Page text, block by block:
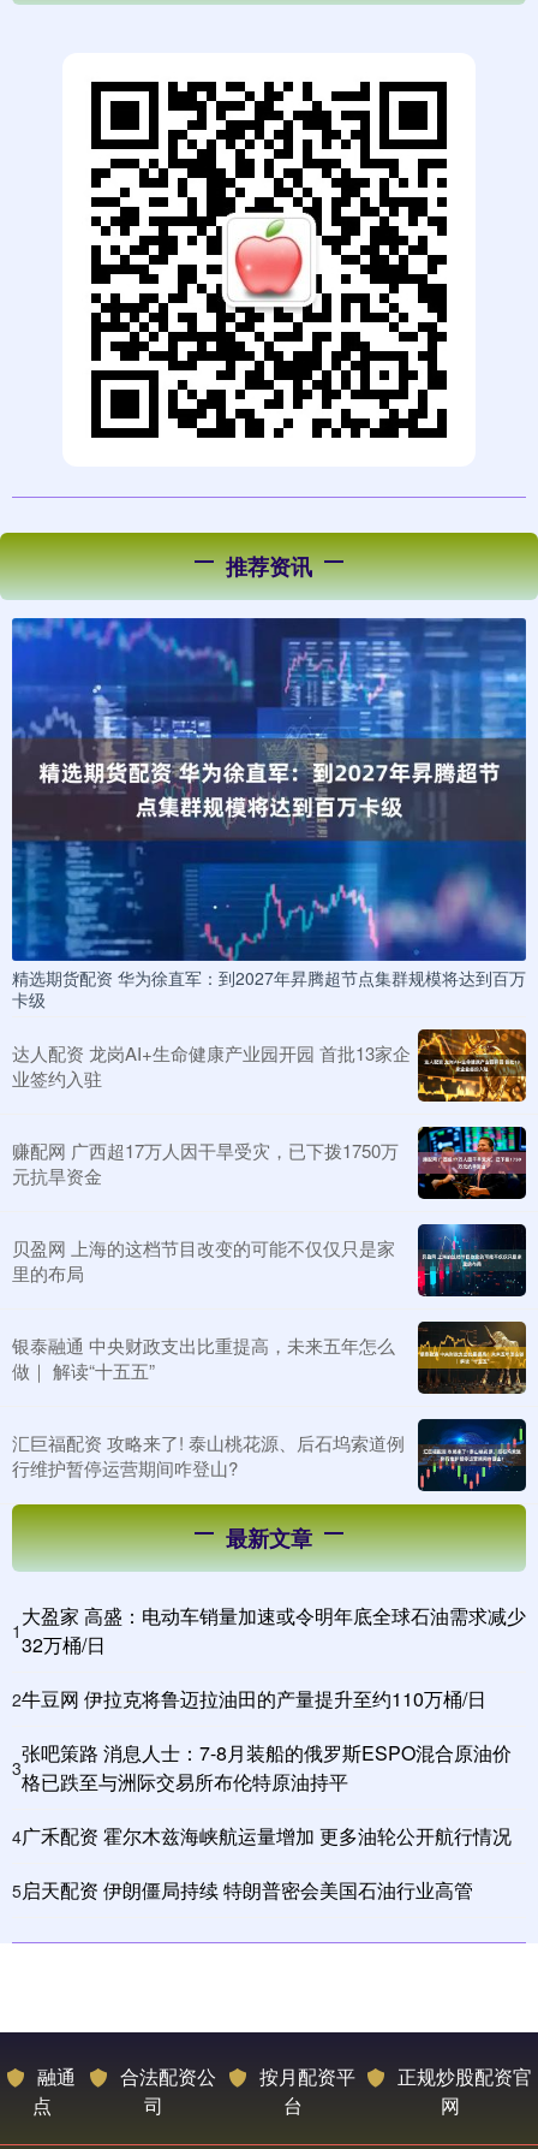
推荐资讯
精选期货配资 华为徐直军：到2027年昇腾超节点集群规模将达到百万
卡级
达人配资 龙岗AI+生命健康产业园开园 首批13家企
业签约入驻
赚配网 广西超17万人因干旱受灾，已下拨1750万
元抗旱资金
贝盈网 上海的这档节目改变的可能不仅仅只是家
里的布局
银泰融通 中央财政支出比重提高，未来五年怎么
做｜ 解读“十五五”
汇巨福配资 攻略来了! 泰山桃花源、后石坞索道例
行维护暂停运营期间咋登山?
最新文章
1
大盈家 高盛：电动车销量加速或令明年底全球石油需求减少
32万桶/日
2牛豆网 伊拉克将鲁迈拉油田的产量提升至约110万桶/日
3
张吧策路 消息人士：7-8月装船的俄罗斯ESPO混合原油价
格已跌至与洲际交易所布伦特原油持平
4广禾配资 霍尔木兹海峡航运量增加 更多油轮公开航行情况
5启天配资 伊朗僵局持续 特朗普密会美国石油行业高管
融通
点
合法配资公
司
按月配资平
台
正规炒股配资官
网